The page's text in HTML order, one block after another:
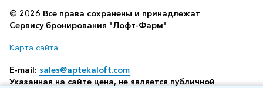
© 2026 Все права сохранены и принадлежат
Сервису бронирования "Лофт-Фарм"
Карта сайта
E-mail: sales@aptekaloft.com
Указанная на сайте цена, не является публичной